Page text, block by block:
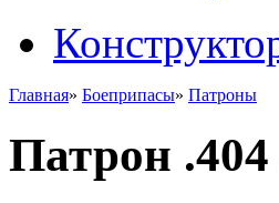
Главная» Боеприпасы» Патроны
Патрон